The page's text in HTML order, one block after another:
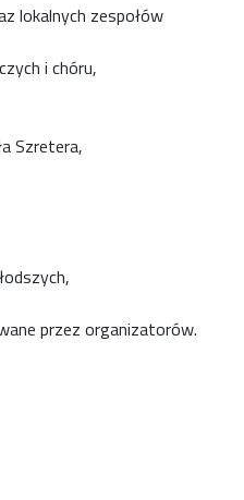
lokalnych zespołów
i chóru,
Szretera,
przez organizatorów.